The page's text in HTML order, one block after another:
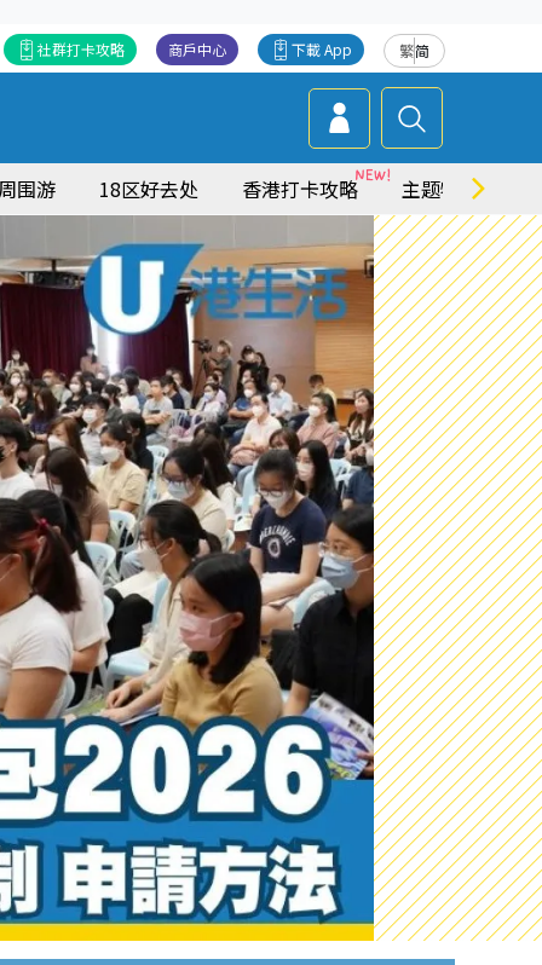
繁简
下載 App
商戶中心
社群打卡攻略
周围游 18区好去处 香港打卡攻略 主题特集